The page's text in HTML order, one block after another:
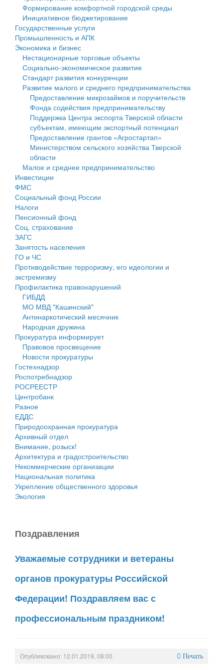
Государственные услуги
Промышленность и АПК
Экономика и бизнес
Символика
Устав
Гостям округа
Туризм
Культура
Образование
Здравоохранение
Социальная защита
Фотоальбом
муниципального округа Тверской области
Администрация Кашинского муниципального округа
Тверской области
Управление сельскими территориями
Открытые данные
Работа с обращениями граждан
Муниципальный контроль
Муниципальные услуги
Проекты административных регламентов
Антимонопольный комплаенс
Противодействие коррупции
Финансовое управление
Бюджет для граждан
Имущество
Выявление правообладателей ранее учтенных
объектов недвижимости
Имущественная поддержка субъектов малого и
среднего предпринимательства
Информационная поддержка субъектов малого и
среднего предпринимательства
Муниципальные программы
Контрольно-счетная палата
Персональные данные
Оценка регулирующего воздействия
Деятельность МУ
Нормативы градостроительного проектирования
Правила землепользования и застройки
Генеральные планы
Проекты планировки территории
Собрание депутатов
Городское поселение
Сельские поселения
Формирование комфортной городской среды
Инициативное бюджетирование
Государственные услуги
Промышленность и АПК
Экономика и бизнес
Нестационарные торговые объекты
Социально-экономическое развитие
Стандарт развития конкуренции
Развитие малого и среднего предпринимательства
Предоставление микрозаймов и поручительств
Фонда содействия предпринимательству
Поддержка Центра экспорта Тверской области
субъектам, имеющим экспортный потенциал
Предоставление грантов «Агростартап»
Министерством сельского хозяйства Тверской
области
Малое и среднее предпринимательство
Инвестиции
ФМС
Социальный фонд России
Налоги
Пенсионный фонд
Соц. страхование
ЗАГС
Занятость населения
ГО и ЧС
Противодействие терроризму, его идеологии и
экстремизму
Профилактика правонарушений
ГИБДД
МО МВД "Кашинский"
Антинаркотический месячник
Народная дружина
Прокуратура информирует
Правовое просвещение
Новости прокуратуры
Гостехнадзор
Роспотребнадзор
РОСРЕЕСТР
Центробанк
Разное
ЕДДС
Природоохранная прокуратура
Архивный отдел
Внимание, розыск!
Архитектура и градостроительство
Некоммерческие организации
Национальная политика
Укрепление общественного здоровья
Экология
Поздравления
Уважаемые сотрудники и ветераны
органов прокуратуры Российской
Федерации! Поздравляем вас с
профессиональным праздником!
Опубликовано: 12.01.2019, 08:00 Печать